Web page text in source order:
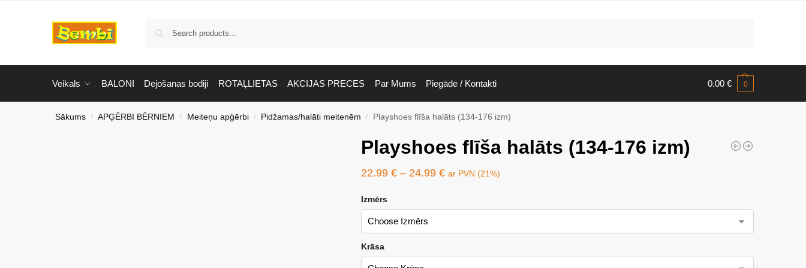
Veikals BALONI Dejošanas bodiji ROTAĻLIETAS AKCIJAS PRECES Par Mums Piegāde / Kontakti 0.00 € 0
Sākums / APĢĒRBI BĒRNIEM / Meiteņu apģērbi / Pidžamas/halāti meitenēm / Playshoes flīša halāts (134-176 izm)
Playshoes flīša halāts (134-176 izm)
22.99 € – 24.99 € ar PVN (21%)
Izmērs
Krāsa